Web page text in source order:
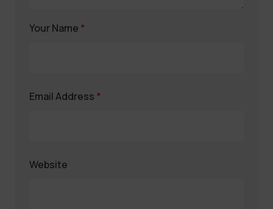
Your Name *
Email Address *
Website